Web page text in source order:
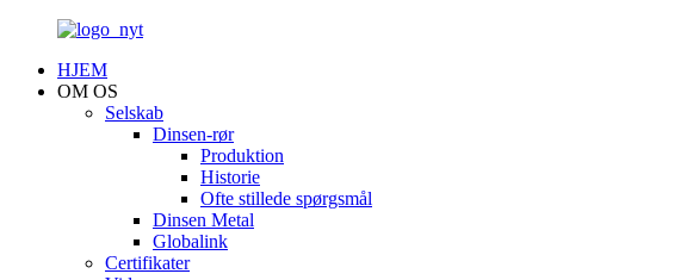
HJEM
OM OS
Selskab
Dinsen-rør
Produktion
Historie
Ofte stillede spørgsmål
Dinsen Metal
Globalink
Certifikater